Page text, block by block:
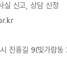
실 신고, 상담 신청
진흥길 9(빛가람동